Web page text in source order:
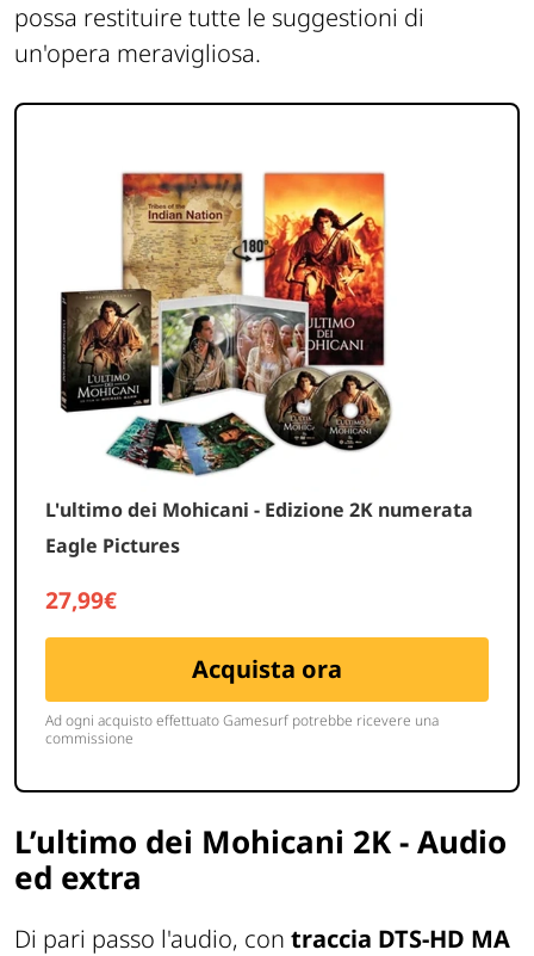
possa restituire tutte le suggestioni di
un'opera meravigliosa.
L’ultimo dei Mohicani 2K - Audio
ed extra
Di pari passo l'audio, con traccia DTS-HD MA